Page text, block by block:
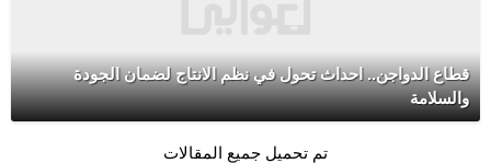
قطاع الدواجن.. احداث تحول في نظم الانتاج لضمان الجودة
والسلامة
تم تحميل جميع المقالات